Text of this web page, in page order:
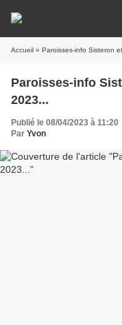
Accueil » Paroisses-info Sisteron
Paroisses-info
2023...
Publié le 08/04/2023 à 11:20
Par Yvon